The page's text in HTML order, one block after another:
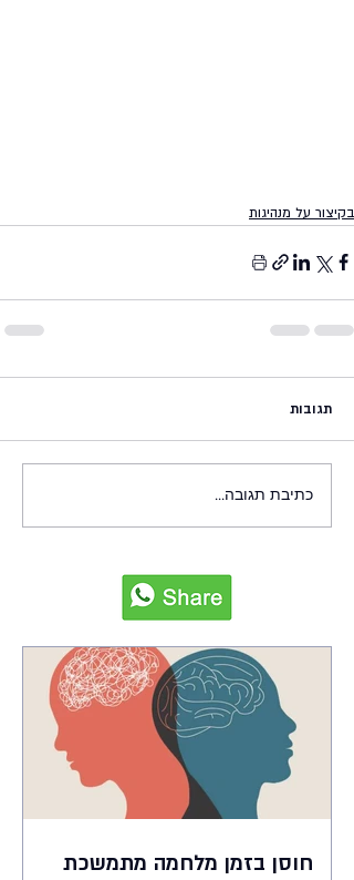
בקיצור על מנהיגות
תגובות
כתיבת תגובה...
חוסן בזמן מלחמה מתמשכת